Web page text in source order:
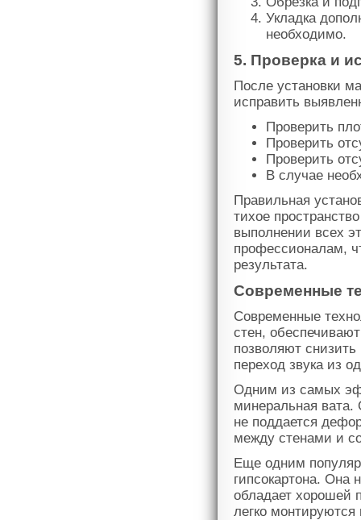
Укладка
необходимо.
5. Проверка и
После установки
исправить
Проверить
Проверить
Проверить
В случае
Правильная
тихое
выполнении всех
профессионалам,
результата.
Современные
Современные
стен,
позволяют
переход звука из
Одним из самых
минеральная
не поддается
между стенами и
Еще одним
гипсокартона.
обладает хорошей
легко